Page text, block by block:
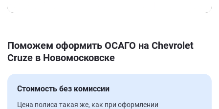
Поможем оформить ОСАГО на Chevrolet
Cruze в Новомосковске
Стоимость без комиссии
Цена полиса такая же, как при оформлении